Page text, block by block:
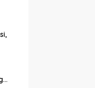
Antam, UBS, dan